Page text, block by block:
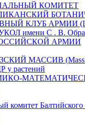
КОМИТЕТ
КЛУБ АРМИИ
имени С . В.
АРМИИ
МАССИВ (Massif
растений
Балтийского